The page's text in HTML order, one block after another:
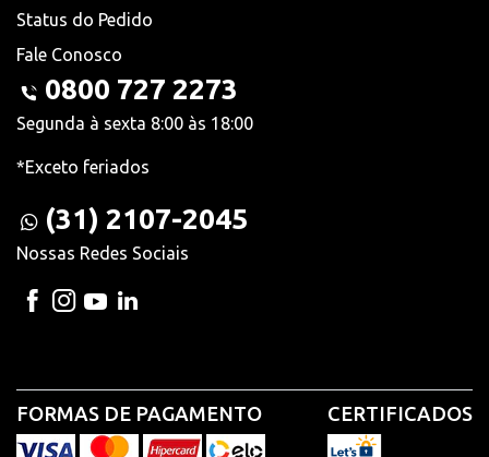
Status do Pedido
Fale Conosco
0800 727 2273
Segunda à sexta 8:00 às 18:00
*Exceto feriados
(31) 2107-2045
Nossas Redes Sociais
FORMAS DE PAGAMENTO CERTIFICADOS